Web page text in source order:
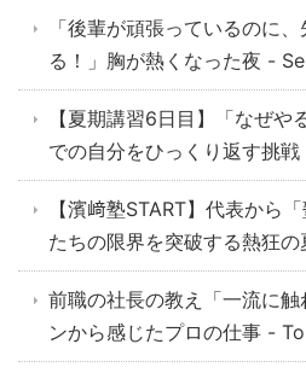
「後輩が頑張っているのに
る！」胸が熱くなった夜 -
【夏期講習6日目】「なぜや
での自分をひっくり返す挑
【濱﨑塾START】代表から
たちの限界を突破する熱狂
前職の社長の教え「一流に
ンから感じたプロの仕事 -